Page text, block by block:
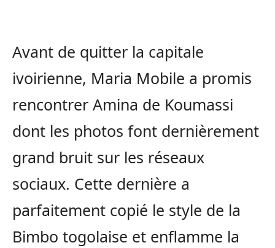
Avant de quitter la capitale
ivoirienne, Maria Mobile a promis
rencontrer Amina de Koumassi
dont les photos font dernièrement
grand bruit sur les réseaux
sociaux. Cette dernière a
parfaitement copié le style de la
Bimbo togolaise et enflamme la